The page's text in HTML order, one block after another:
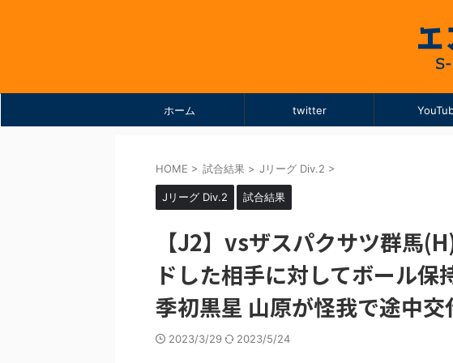
ホーム twitter
HOME > 試合結果 > Jリーグ Div.2 >
Jリーグ Div.2 試合結果
【J2】vsザスパクサツ群馬
ドした相手に対してボール保
季初黒星 山原が怪我で途中交
2023/3/29 2023/5/24